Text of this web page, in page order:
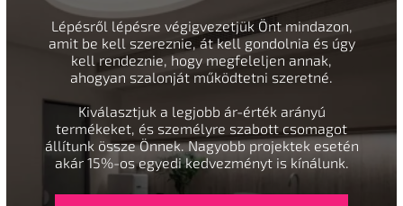
Lépésről lépésre végigvezetjük Önt mindazon,
amit be kell szereznie, át kell gondolnia és úgy
kell rendeznie, hogy megfeleljen annak,
ahogyan szalonját működtetni szeretné.
Kiválasztjuk a legjobb ár-érték arányú
termékeket, és személyre szabott csomagot
állítunk össze Önnek. Nagyobb projektek esetén
akár 15%-os egyedi kedvezményt is kínálunk.